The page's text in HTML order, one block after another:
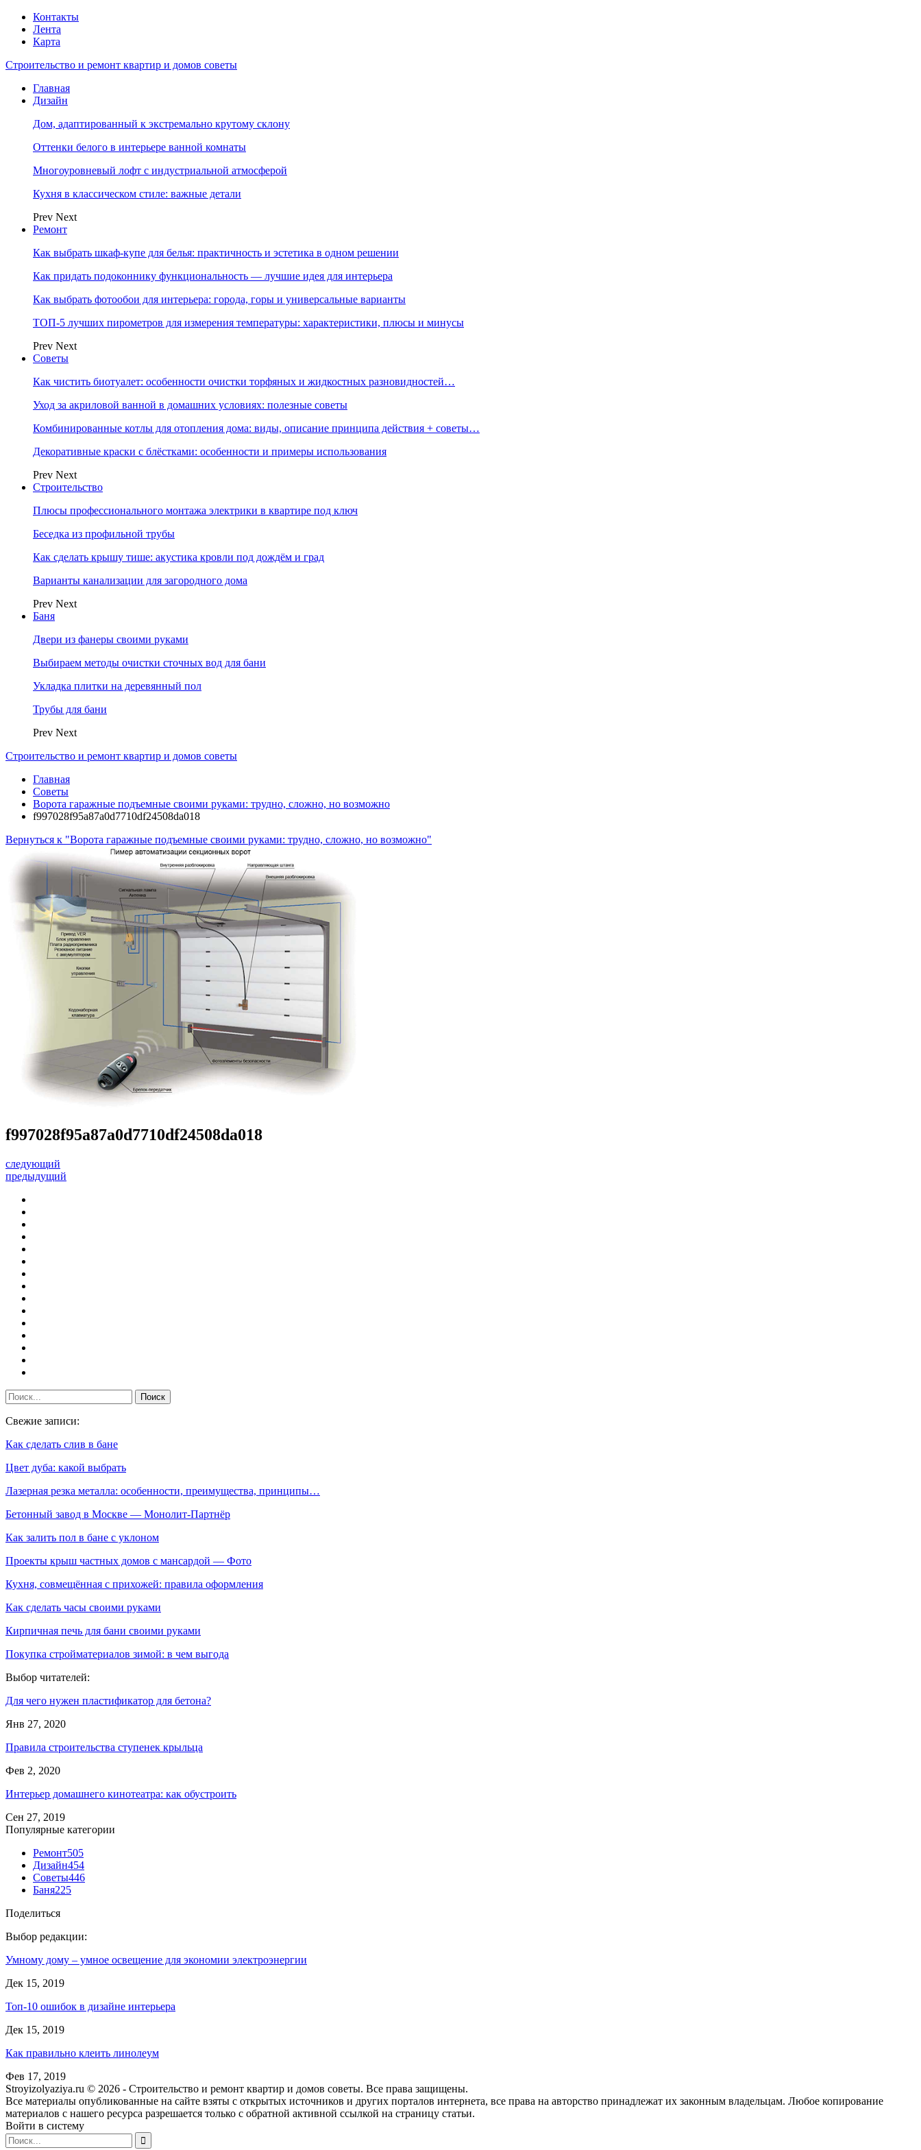
Контакты
Лента
Карта
Строительство и ремонт квартир и домов советы
Главная
Дизайн
Дом, адаптированный к экстремально крутому склону
Оттенки белого в интерьере ванной комнаты
Многоуровневый лофт с индустриальной атмосферой
Кухня в классическом стиле: важные детали
Prev Next
Ремонт
Как выбрать шкаф-купе для белья: практичность и эстетика в одном решении
Как придать подоконнику функциональность — лучшие идея для интерьера
Как выбрать фотообои для интерьера: города, горы и универсальные варианты
ТОП-5 лучших пирометров для измерения температуры: характеристики, плюсы и минусы
Prev Next
Советы
Как чистить биотуалет: особенности очистки торфяных и жидкостных разновидностей…
Уход за акриловой ванной в домашних условиях: полезные советы
Комбинированные котлы для отопления дома: виды, описание принципа действия + советы…
Декоративные краски с блёстками: особенности и примеры использования
Prev Next
Строительство
Плюсы профессионального монтажа электрики в квартире под ключ
Беседка из профильной трубы
Как сделать крышу тише: акустика кровли под дождём и град
Варианты канализации для загородного дома
Prev Next
Баня
Двери из фанеры своими руками
Выбираем методы очистки сточных вод для бани
Укладка плитки на деревянный пол
Трубы для бани
Prev Next
Строительство и ремонт квартир и домов советы
Главная
Советы
Ворота гаражные подъемные своими руками: трудно, сложно, но возможно
f997028f95a87a0d7710df24508da018
Вернуться к "Ворота гаражные подъемные своими руками: трудно, сложно, но возможно"
f997028f95a87a0d7710df24508da018
следующий
предыдущий
Свежие записи:
Как сделать слив в бане
Цвет дуба: какой выбрать
Лазерная резка металла: особенности, преимущества, принципы…
Бетонный завод в Москве — Монолит-Партнёр
Как залить пол в бане с уклоном
Проекты крыш частных домов с мансардой — Фото
Кухня, совмещённая с прихожей: правила оформления
Как сделать часы своими руками
Кирпичная печь для бани своими руками
Покупка стройматериалов зимой: в чем выгода
Выбор читателей:
Для чего нужен пластификатор для бетона?
Янв 27, 2020
Правила строительства ступенек крыльца
Фев 2, 2020
Интерьер домашнего кинотеатра: как обустроить
Сен 27, 2019
Популярные категории
Ремонт505
Дизайн454
Советы446
Баня225
Поделиться
Выбор редакции:
Умному дому – умное освещение для экономии электроэнергии
Дек 15, 2019
Топ-10 ошибок в дизайне интерьера
Дек 15, 2019
Как правильно клеить линолеум
Фев 17, 2019
Stroyizolyaziya.ru © 2026 - Строительство и ремонт квартир и домов советы. Все права защищены.
Все материалы опубликованные на сайте взяты с открытых источников и других порталов интернета, все права на авторство принадлежат их законным владельцам. Любое копирование
материалов с нашего ресурса разрешается только с обратной активной ссылкой на страницу статьи.
Войти в систему